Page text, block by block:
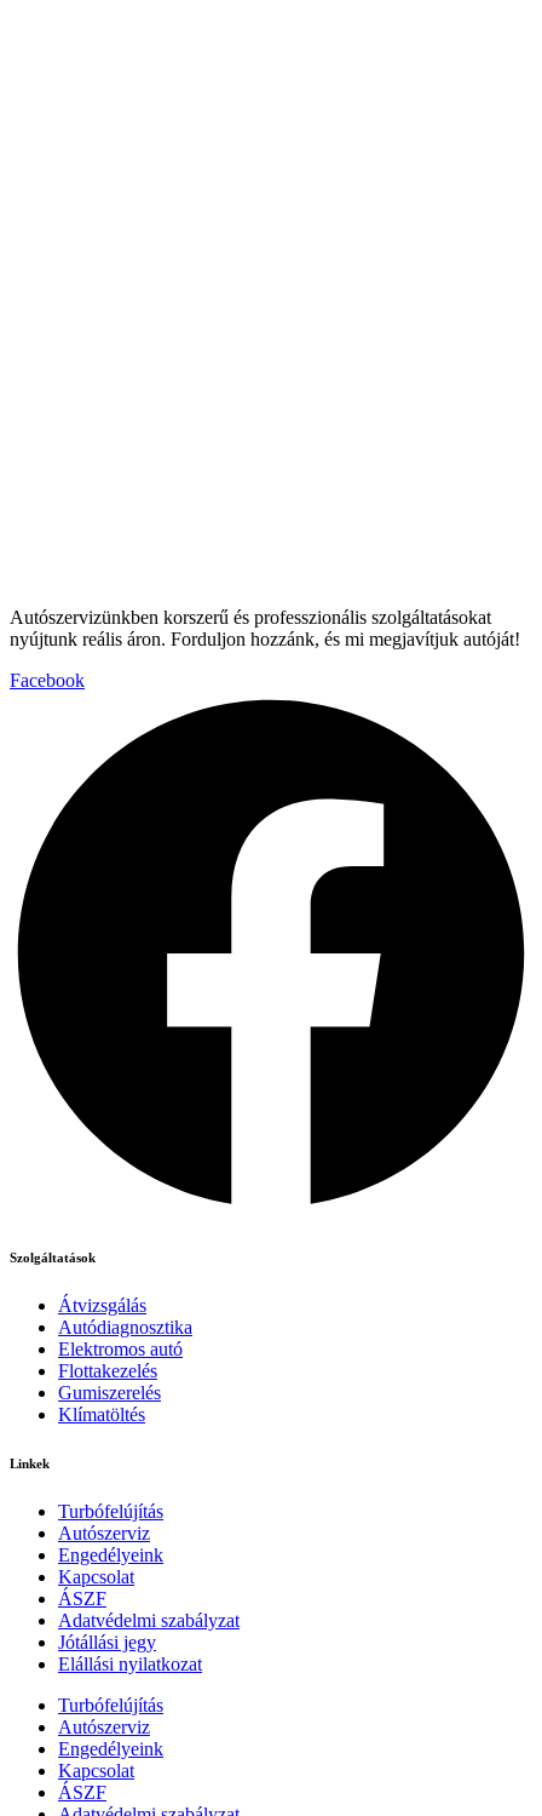
Autószervizünkben korszerű és professzionális szolgáltatásokat
nyújtunk reális áron. Forduljon hozzánk, és mi megjavítjuk autóját!
Facebook
Szolgáltatások
Átvizsgálás
Autódiagnosztika
Elektromos autó
Flottakezelés
Gumiszerelés
Klímatöltés
Linkek
Turbófelújítás
Autószerviz
Engedélyeink
Kapcsolat
ÁSZF
Adatvédelmi szabályzat
Jótállási jegy
Elállási nyilatkozat
Turbófelújítás
Autószerviz
Engedélyeink
Kapcsolat
ÁSZF